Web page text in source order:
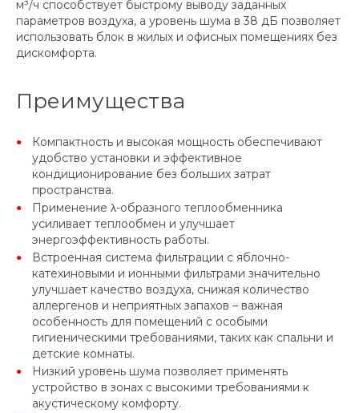
м³/ч способствует быстрому выводу заданных
параметров воздуха, а уровень шума в 38 дБ позволяет
использовать блок в жилых и офисных помещениях без
дискомфорта.
Преимущества
Компактность и высокая мощность обеспечивают
удобство установки и эффективное
кондиционирование без больших затрат
пространства.
Применение λ-образного теплообменника
усиливает теплообмен и улучшает
энергоэффективность работы.
Встроенная система фильтрации с яблочно-
катехиновыми и ионными фильтрами значительно
улучшает качество воздуха, снижая количество
аллергенов и неприятных запахов – важная
особенность для помещений с особыми
гигиеническими требованиями, таких как спальни и
детские комнаты.
Низкий уровень шума позволяет применять
устройство в зонах с высокими требованиями к
акустическому комфорту.